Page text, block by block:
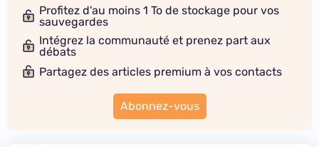
Profitez d'au moins 1 To de stockage pour vos
sauvegardes
Intégrez la communauté et prenez part aux
débats
Partagez des articles premium à vos contacts
Abonnez-vous